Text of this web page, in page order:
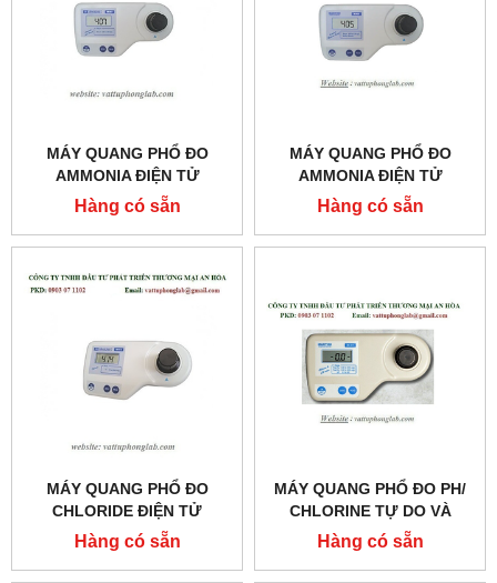
MÁY QUANG PHỔ ĐO
AMMONIA ĐIỆN TỬ
(KHOẢNG ĐO THẤP)
MODEL: MI407
Hàng có sẵn
MÁY QUANG PHỔ ĐO
AMMONIA ĐIỆN TỬ
(KHOẢNG ĐO TRUNG
BÌNH) MODEL:MI405
Hàng có sẵn
MÁY QUANG PHỔ ĐO
CHLORIDE ĐIỆN TỬ
MODEL: MI414
Hàng có sẵn
MÁY QUANG PHỔ ĐO PH/
CHLORINE TỰ DO VÀ
CHLORINE TỔNG ĐIỆN TỬ
MODEL:MI411
Hàng có sẵn